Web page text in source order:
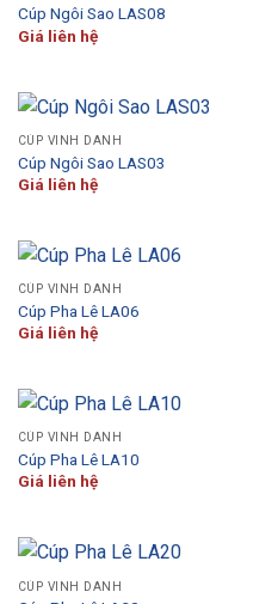
Cúp Ngôi Sao LAS08
Giá liên hệ
CÚP VINH DANH
Cúp Ngôi Sao LAS03
Giá liên hệ
CÚP VINH DANH
Cúp Pha Lê LA06
Giá liên hệ
CÚP VINH DANH
Cúp Pha Lê LA10
Giá liên hệ
CÚP VINH DANH